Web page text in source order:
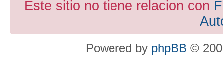
Este sitio no tiene relacion con
Powered by phpBB ©